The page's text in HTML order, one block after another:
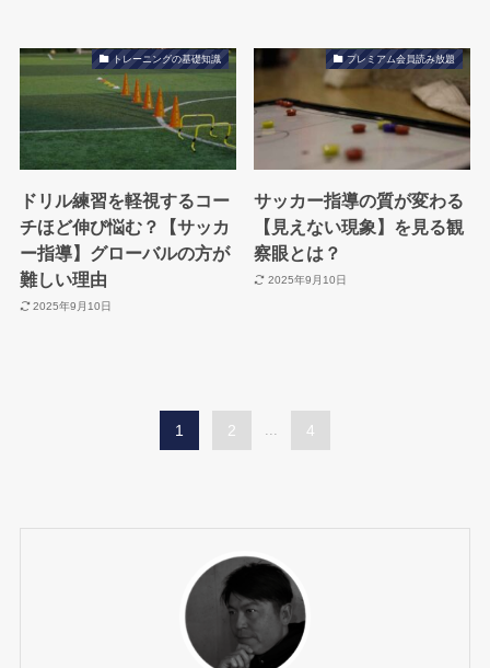
トレーニングの基礎知識
ドリル練習を軽視するコー
チほど伸び悩む？【サッカ
ー指導】グローバルの方が
難しい理由
2025年9月10日
プレミアム会員読み放題
サッカー指導の質が変わる
【見えない現象】を見る観
察眼とは？
2025年9月10日
1 2 ... 4